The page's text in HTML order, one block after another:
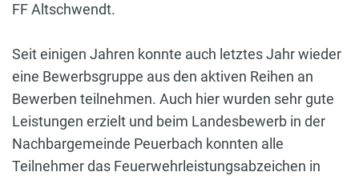
FF Altschwendt.
Seit einigen Jahren konnte auch letztes Jahr wieder
eine Bewerbsgruppe aus den aktiven Reihen an
Bewerben teilnehmen. Auch hier wurden sehr gute
Leistungen erzielt und beim Landesbewerb in der
Nachbargemeinde Peuerbach konnten alle
Teilnehmer das Feuerwehrleistungsabzeichen in